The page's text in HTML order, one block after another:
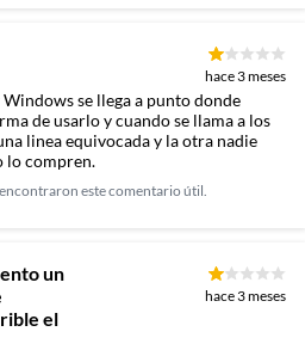
hace 3 meses
se llega a punto donde
de usarlo y cuando se llama a los
linea equivocada y la otra nadie
lo compren.
este comentario útil.
un
el
hace 3 meses